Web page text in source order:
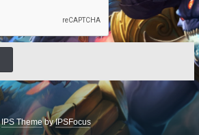
IPS ThemebyIPSFocus